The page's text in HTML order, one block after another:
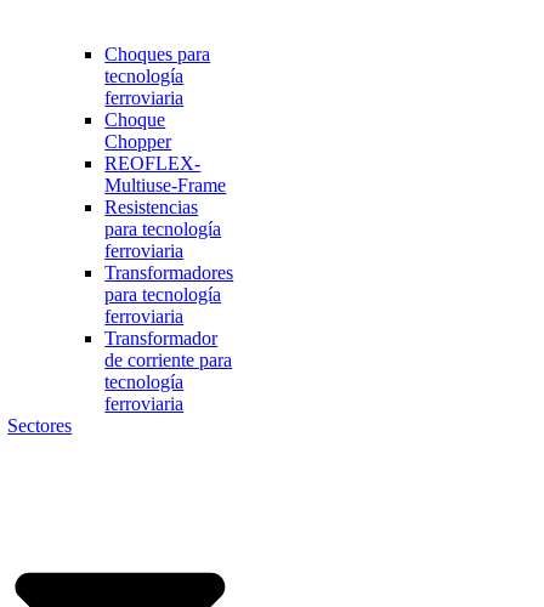
Choques para
tecnología
ferroviaria
Choque
Chopper
REOFLEX-
Multiuse-Frame
Resistencias
para tecnología
ferroviaria
Transformadores
para tecnología
ferroviaria
Transformador
de corriente para
tecnología
ferroviaria
Sectores